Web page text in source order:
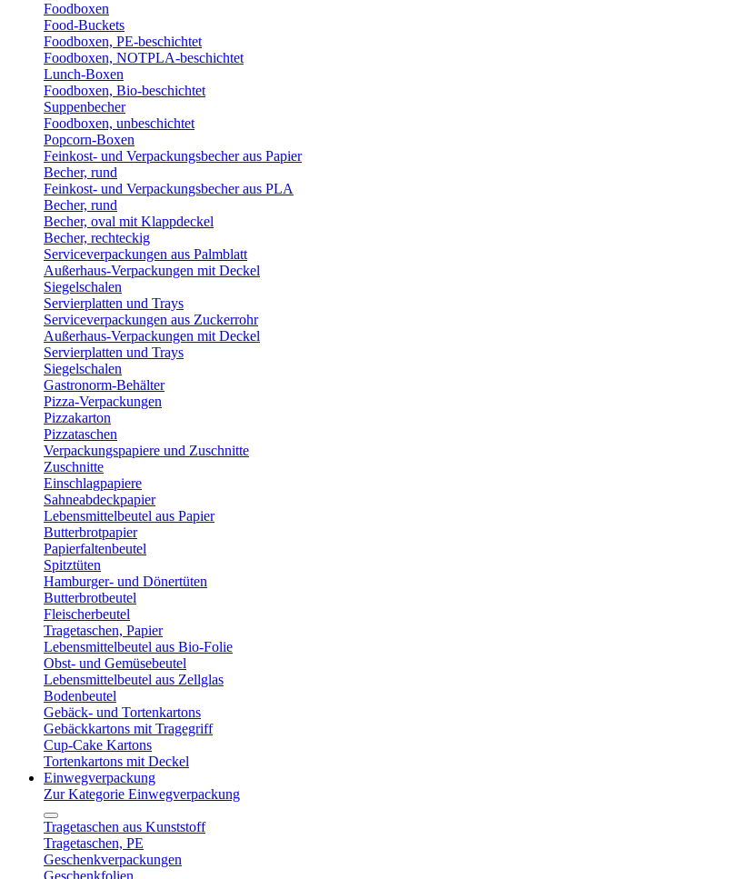
Foodboxen
Food-Buckets
Foodboxen, PE-beschichtet
Foodboxen, NOTPLA-beschichtet
Lunch-Boxen
Foodboxen, Bio-beschichtet
Suppenbecher
Foodboxen, unbeschichtet
Popcorn-Boxen
Feinkost- und Verpackungsbecher aus Papier
Becher, rund
Feinkost- und Verpackungsbecher aus PLA
Becher, rund
Becher, oval mit Klappdeckel
Becher, rechteckig
Serviceverpackungen aus Palmblatt
Außerhaus-Verpackungen mit Deckel
Siegelschalen
Servierplatten und Trays
Serviceverpackungen aus Zuckerrohr
Außerhaus-Verpackungen mit Deckel
Servierplatten und Trays
Siegelschalen
Gastronorm-Behälter
Pizza-Verpackungen
Pizzakarton
Pizzataschen
Verpackungspapiere und Zuschnitte
Zuschnitte
Einschlagpapiere
Sahneabdeckpapier
Lebensmittelbeutel aus Papier
Butterbrotpapier
Papierfaltenbeutel
Spitztüten
Hamburger- und Dönertüten
Butterbrotbeutel
Fleischerbeutel
Tragetaschen, Papier
Lebensmittelbeutel aus Bio-Folie
Obst- und Gemüsebeutel
Lebensmittelbeutel aus Zellglas
Bodenbeutel
Gebäck- und Tortenkartons
Gebäckkartons mit Tragegriff
Cup-Cake Kartons
Tortenkartons mit Deckel
Einwegverpackung
Zur Kategorie Einwegverpackung
Tragetaschen aus Kunststoff
Tragetaschen, PE
Geschenkverpackungen
Geschenkfolien